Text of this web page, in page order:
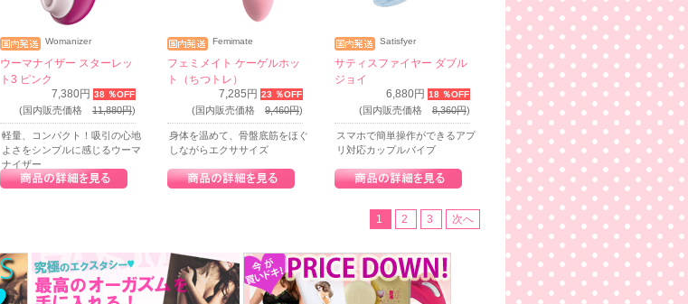
Womanizer
ウーマナイザー スターレッ
ト3 ピンク
7,380円 38 ％OFF
(国内販売価格 11,880円)
軽量、コンパクト！吸引の心地
よさをシンプルに感じるウーマ
ナイザー
Femimate
フェミメイト ケーゲルホッ
ト（ちつトレ）
7,285円 23 ％OFF
(国内販売価格 9,460円)
身体を温めて、骨盤底筋をほぐ
しながらエクササイズ
Satisfyer
サティスファイヤー ダブル
ジョイ
6,880円 18 ％OFF
(国内販売価格 8,360円)
スマホで簡単操作ができるアプ
リ対応カップルバイブ
1 2 3 次へ